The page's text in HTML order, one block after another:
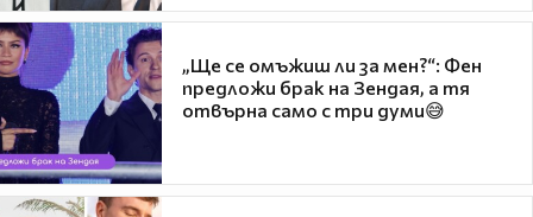
„Ще се омъжиш ли за мен?“: Фен
предложи брак на Зендая, а тя
отвърна само с три думи😅